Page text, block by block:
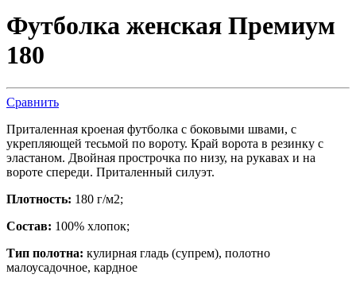
Футболка женская Премиум
180
Сравнить
Приталенная кроеная футболка с боковыми швами, с
укрепляющей тесьмой по вороту. Край ворота в резинку с
эластаном. Двойная прострочка по низу, на рукавах и на
вороте спереди. Приталенный силуэт.
Плотность: 180 г/м2;
Состав: 100% хлопок;
Тип полотна: кулирная гладь (супрем), полотно
малоусадочное, кардное